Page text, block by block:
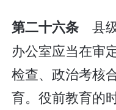
第二十六条 县
办公室应当在审
检查、政治考核
育。役前教育的